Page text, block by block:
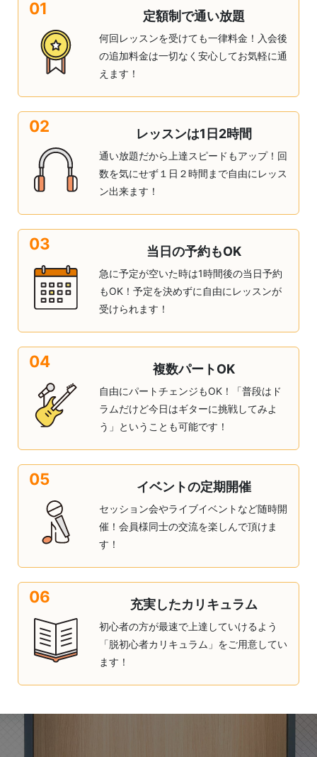
01 定額制で通い放題
何回レッスンを受けても一律料金！入会後
の追加料金は一切なく安心してお気軽に通
えます！
02 レッスンは1日2時間
通い放題だから上達スピードもアップ！回
数を気にせず１日２時間まで自由にレッス
ン出来ます！
03 当日の予約もOK
急に予定が空いた時は1時間後の当日予約
もOK！予定を決めずに自由にレッスンが
受けられます！
04 複数パートOK
自由にパートチェンジもOK！「普段はド
ラムだけど今日はギターに挑戦してみよ
う」ということも可能です！
05 イベントの定期開催
セッション会やライブイベントなど随時開
催！会員様同士の交流を楽しんで頂けま
す！
06 充実したカリキュラム
初心者の方が最速で上達していけるよう
「脱初心者カリキュラム」をご用意してい
ます！